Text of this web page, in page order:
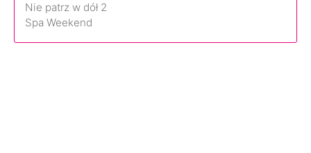
Nie patrz w dół 2
Spa Weekend